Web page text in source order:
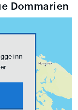
Dommarien
inn